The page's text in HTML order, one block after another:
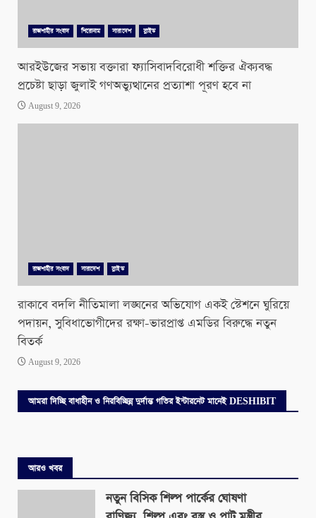
রাজশাহীর সংবাদ শিরোনাম সারাদেশ স্লাইড
আরইউজের সভায় বক্তারা ফ্যাসিবাদবিরোধী শক্তির ঐক্যবদ্ধ
প্রচেষ্টা ছাড়া জুলাই গণঅভ্যুত্থানের প্রত্যাশা পূরণ হবে না
August 9, 2026
রাজশাহীর সংবাদ সারাদেশ স্লাইড
রাকাবে বদলি নীতিমালা লঙ্ঘনের অভিযোগ একই স্টেশনে ঘুরিয়ে
পদায়ন, সুবিধাভোগীদের রক্ষা-ভারপ্রাপ্ত এমডির বিরুদ্ধে নতুন
বিতর্ক
August 9, 2026
আমরা দিচ্ছি বাধাহীন ও নিরবিচ্ছিন্ন দুর্দান্ত গতির ইন্টারনেট মানেই DESHIBIT
আরও খবর
নতুন বিসিক শিল্প পার্কের ঘোষণা